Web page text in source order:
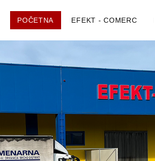
POČETNA EFEKT - COMERC